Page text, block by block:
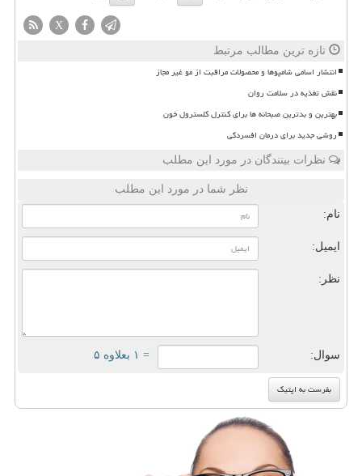
X
تازه ترین مطالب مرتبط
انتشار اسامی شامپوها و محصولات مراقبت از مو غیر مجاز
نقش تغذیه در سلامت روان
بهترین و بدترین صبحانه ها برای کنترل کلسترول خون
روشی جدید برای درمان افسردگی
نظرات بینندگان در مورد این مطلب
نظر شما در مورد این مطلب
نام:
ایمیل:
نظر:
سوال: = ۱ بعلاوه ۵